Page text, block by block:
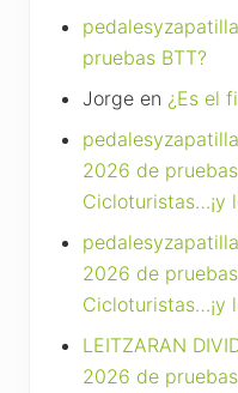
pruebas BTT?
Jorge en ¿Es el
2026 de
Cicloturistas…¡y
2026 de
Cicloturistas…¡y
LEITZARAN
2026 de